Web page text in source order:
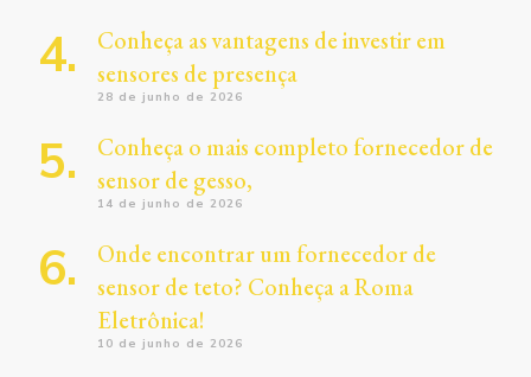
Conheça as vantagens de investir em
sensores de presença
28 de junho de 2026
Conheça o mais completo fornecedor de
sensor de gesso,
14 de junho de 2026
Onde encontrar um fornecedor de
sensor de teto? Conheça a Roma
Eletrônica!
10 de junho de 2026